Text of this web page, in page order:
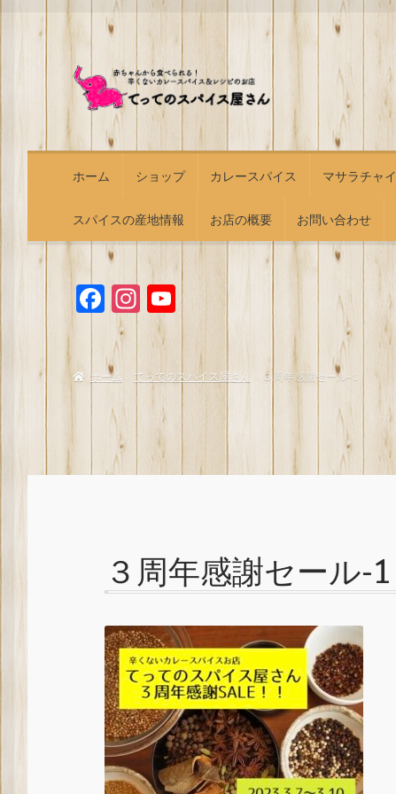
ナ
ビ
シ
ョ
ス
キ
プ
コ
ン
ツ
へ
ッ
プ
ホーム ショップ カレースパイス マサラチャイ
スパイスの産地情報 お店の概要 お問い合わせ
F
a
c
e
b
o
o
I
s
t
a
r
Y
T
u
e
a
n
e
l
ホーム てってのスパイス屋さん ３周年感謝セール-1
３周年感謝セール-1